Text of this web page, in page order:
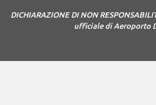
DICHIARAZIONE DI NON
ufficiale di Aeroporto